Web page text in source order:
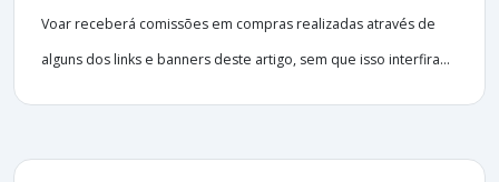
Voar receberá comissões em compras realizadas através de
alguns dos links e banners deste artigo, sem que isso interfira...